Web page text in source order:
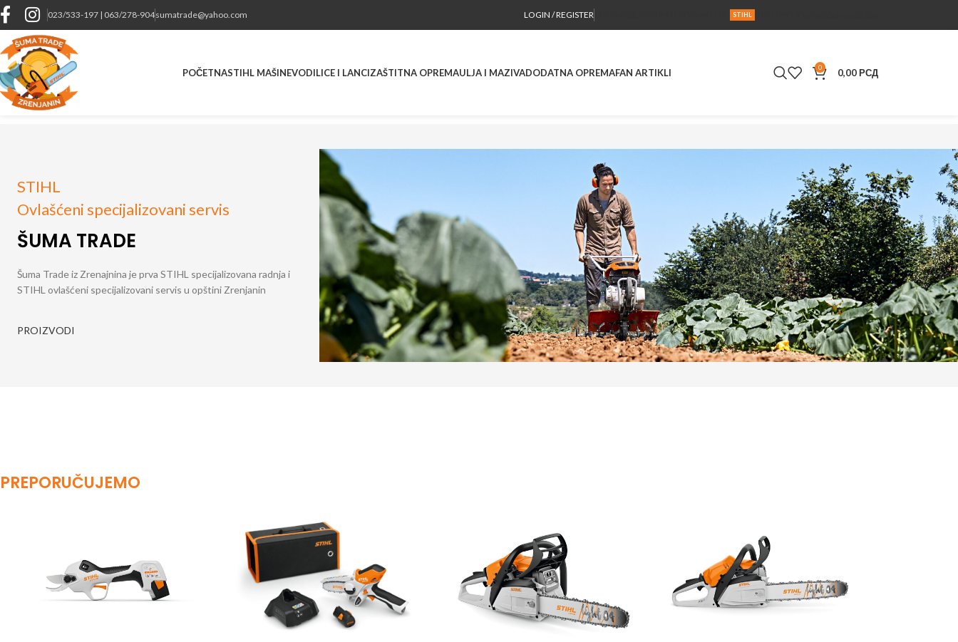
023/533-197 | 063/278-904sumatrade@yahoo.com LOGIN / REGISTER STIHL
POČETNASTIHL MAŠINEVODILICE I LANCIZAŠTITNA OPREMAULJA I MAZIVADODATNA OPREMAFAN ARTIKLI 0 0,00РСД
STIHL
Ovlašćeni specijalizovani servis
ŠUMA TRADE
Šuma Tradeiz Zrenajnina jeprva STIHL specijalizovana radnja i
STIHL ovlašćeni specijalizovani servis u opštini Zrenjanin
PROIZVODI
PREPORUČUJEMO